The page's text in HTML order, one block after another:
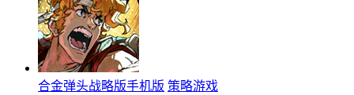
合金弹头战略版手机版 策略游戏